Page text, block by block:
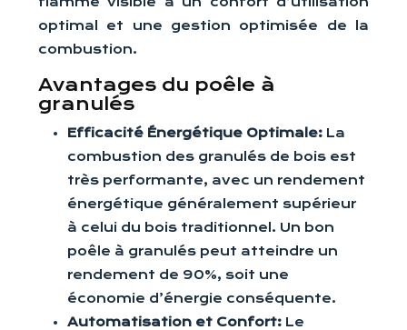
optimal et une gestion optimisée de la
combustion.
Avantages du poêle à
granulés
Efficacité Énergétique Optimale: La
combustion des granulés de bois est
très performante, avec un rendement
énergétique généralement supérieur
à celui du bois traditionnel. Un bon
poêle à granulés peut atteindre un
rendement de 90%, soit une
économie d’énergie conséquente.
Automatisation et Confort: Le